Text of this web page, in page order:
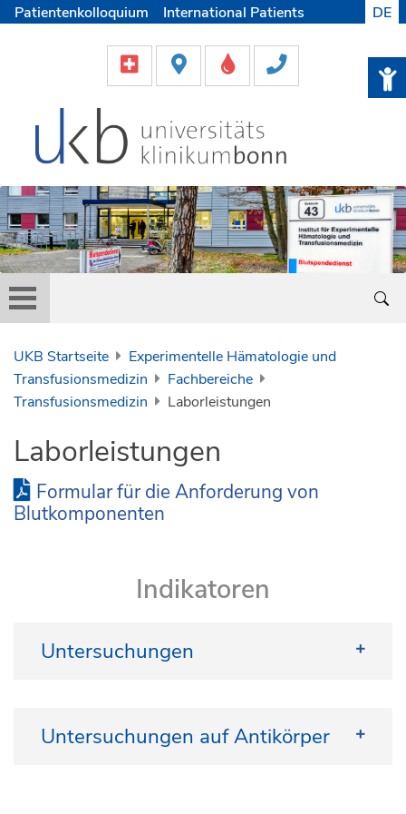
Patientenkolloquium
International Patients
Helfen & Spenden
Medien
DE
UKB Startseite
Experimentelle Hämatologie und
Transfusionsmedizin
Fachbereiche
Transfusionsmedizin
Laborleistungen
Laborleistungen
Formular für die Anforderung von
Blutkomponenten
Indikatoren
Untersuchungen
Antikörpersuchtest
Direkter Coombtest
Untersuchungen auf Antikörper